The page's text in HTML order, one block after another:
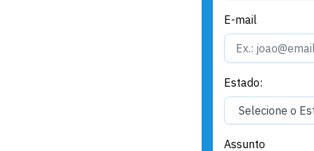
E-mail
Estado:
Assunto